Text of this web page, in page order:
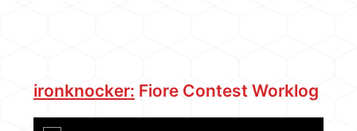
ironknocker: Fiore Contest Worklog